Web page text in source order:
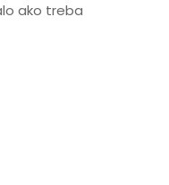
ako treba